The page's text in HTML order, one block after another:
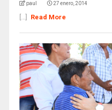
paul 27 enero, 2014
[...] Read More